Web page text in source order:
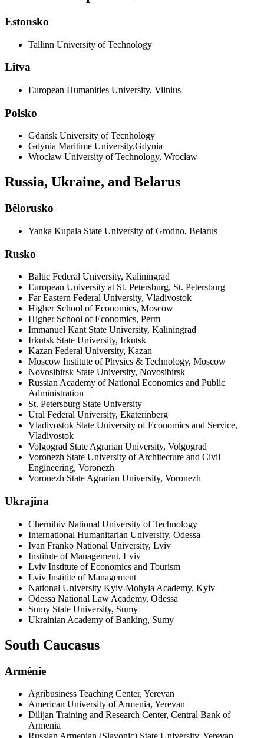
Estonsko
Tallinn University of Technology
Litva
European Humanities University, Vilnius
Polsko
Gdańsk University of Tecnhology
Gdynia Maritime University,Gdynia
Wrocław University of Technology, Wrocław
Russia, Ukraine, and Belarus
Bělorusko
Yanka Kupala State University of Grodno, Belarus
Rusko
Baltic Federal University, Kaliningrad
European University at St. Petersburg, St. Petersburg
Far Eastern Federal University, Vladivostok
Higher School of Economics, Moscow
Higher School of Economics, Perm
Immanuel Kant State University, Kaliningrad
Irkutsk State University, Irkutsk
Kazan Federal University, Kazan
Moscow Institute of Physics & Technology, Moscow
Novosibirsk State University, Novosibirsk
Russian Academy of National Economics and Public
Administration
St. Petersburg State University
Ural Federal University, Ekaterinberg
Vladivostok State University of Economics and Service,
Vladivostok
Volgograd State Agrarian University, Volgograd
Voronezh State University of Architecture and Civil
Engineering, Voronezh
Voronezh State Agrarian University, Voronezh
Ukrajina
Chernihiv National University of Technology
International Humanitarian University, Odessa
Ivan Franko National University, Lviv
Institute of Management, Lviv
Lviv Institute of Economics and Tourism
Lviv Institite of Management
National University Kyiv-Mohyla Academy, Kyiv
Odessa National Law Academy, Odessa
Sumy State University, Sumy
Ukrainian Academy of Banking, Sumy
South Caucasus
Arménie
Agribusiness Teaching Center, Yerevan
American University of Armenia, Yerevan
Dilijan Training and Research Center, Central Bank of
Armenia